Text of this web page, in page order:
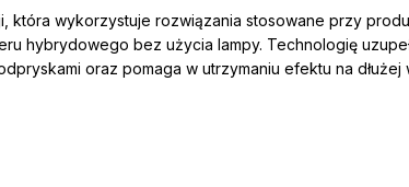
która wykorzystuje rozwiązania stosowane przy
hybrydowego bez użycia lampy. Technologię
oraz pomaga w utrzymaniu efektu na dłużej